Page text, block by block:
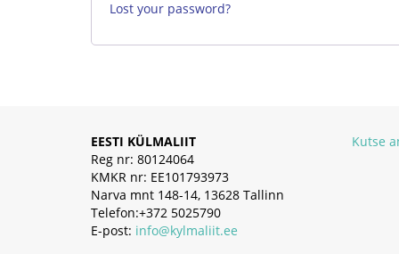
Lost your password?
EESTI KÜLMALIIT
Reg nr: 80124064
KMKR nr: EE101793973
Narva mnt 148-14, 13628 Tallinn
Telefon:+372 5025790
E-post: info@kylmaliit.ee
Kutse